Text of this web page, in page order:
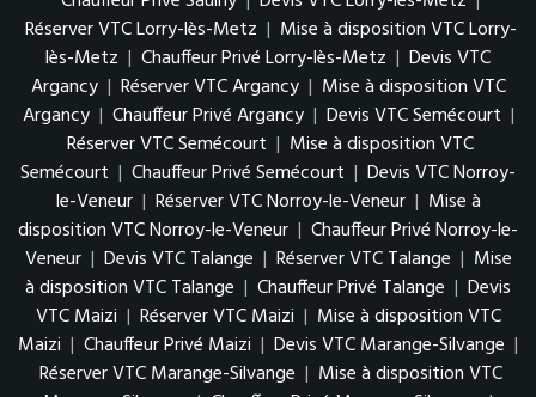
Réserver VTC Lorry-lès-Metz | Mise à disposition VTC Lorry-
lès-Metz | Chauffeur Privé Lorry-lès-Metz | Devis VTC
Argancy | Réserver VTC Argancy | Mise à disposition VTC
Argancy | Chauffeur Privé Argancy | Devis VTC Semécourt |
Réserver VTC Semécourt | Mise à disposition VTC
Semécourt | Chauffeur Privé Semécourt | Devis VTC Norroy-
le-Veneur | Réserver VTC Norroy-le-Veneur | Mise à
disposition VTC Norroy-le-Veneur | Chauffeur Privé Norroy-le-
Veneur | Devis VTC Talange | Réserver VTC Talange | Mise
à disposition VTC Talange | Chauffeur Privé Talange | Devis
VTC Maizi | Réserver VTC Maizi | Mise à disposition VTC
Maizi | Chauffeur Privé Maizi | Devis VTC Marange-Silvange |
Réserver VTC Marange-Silvange | Mise à disposition VTC